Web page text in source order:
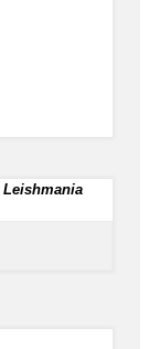
Leishmania